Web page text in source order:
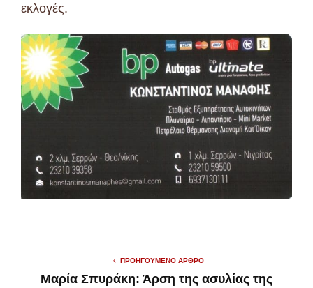
εκλογές.
ΠΡΟΗΓΟΎΜΕΝΟ ΆΡΘΡΟ
Μαρία Σπυράκη: Άρση της ασυλίας της